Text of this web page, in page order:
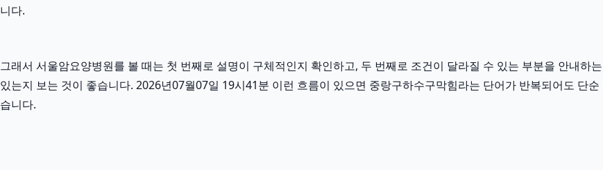
니다.
그래서 서울암요양병원를 볼 때는 첫 번째로 설명이 구체적인지 확인하고, 두 번째로 조건이 달라질 수 있는 부분을 안내하
있는지 보는 것이 좋습니다. 2026년07월07일 19시41분 이런 흐름이 있으면 중랑구하수구막힘라는 단어가 반복되어도 단
습니다.